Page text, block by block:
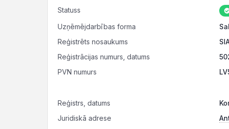
Statuss
Uzņēmējdarbības forma
Reģistrēts nosaukums
Reģistrācijas numurs, datums
PVN numurs
Reģistrs, datums
Juridiskā adrese